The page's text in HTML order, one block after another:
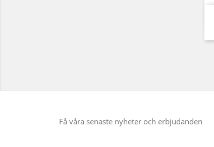
Få våra senaste nyheter och erbjudanden